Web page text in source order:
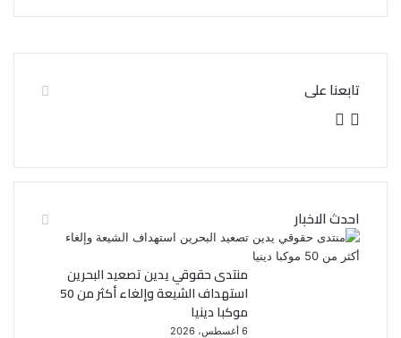
تابعنا على
ف
ب
و
ت
ر
احدث الاخبار
منتدى حقوقي يدين تصعيد البحرين
استهداف الشيعة وإلغاء أكثر من 50
موكبا دينيا
6 أغسطس، 2026